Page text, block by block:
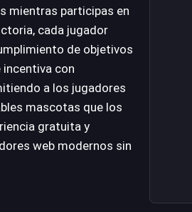
mientras participas en
cada jugador
de objetivos
con
a los jugadores
mascotas que los
gratuita y
web modernos sin